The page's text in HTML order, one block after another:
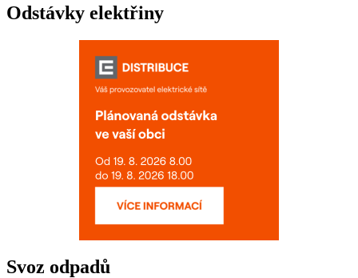
Odstávky elektřiny
Svoz odpadů